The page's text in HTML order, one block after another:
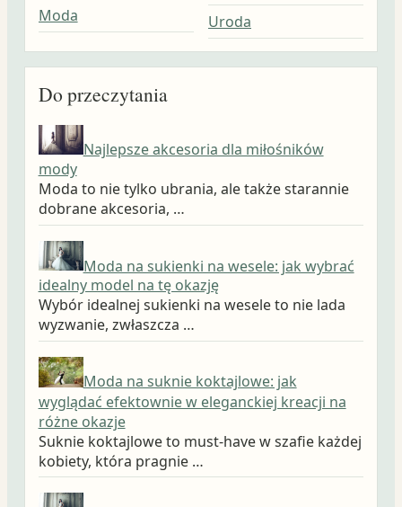
Moda
Uroda
Do przeczytania
Najlepsze akcesoria dla miłośników
mody
Moda to nie tylko ubrania, ale także starannie
dobrane akcesoria, …
Moda na sukienki na wesele: jak wybrać
idealny model na tę okazję
Wybór idealnej sukienki na wesele to nie lada
wyzwanie, zwłaszcza …
Moda na suknie koktajlowe: jak
wyglądać efektownie w eleganckiej kreacji na
różne okazje
Suknie koktajlowe to must-have w szafie każdej
kobiety, która pragnie …